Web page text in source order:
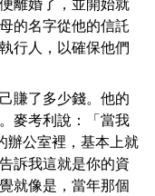
離婚了，並開始就
的名字從他的信託
行人，以確保他們
賺了多少錢。他的
麥考利說：「當我
辦公室裡，基本上就
訴我這就是你的資
就像是，當年那個